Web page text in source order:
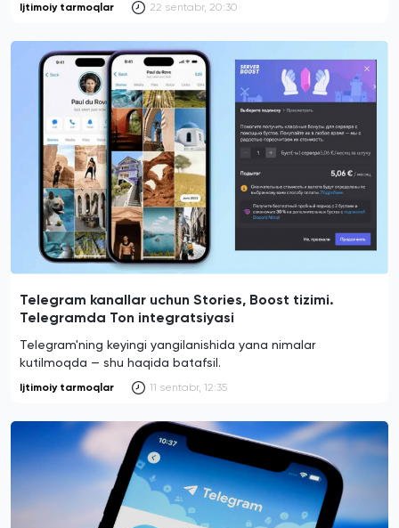
Ijtimoiy tarmoqlar 22 sentabr, 20:30
Telegram kanallar uchun Stories, Boost tizimi.
Telegramda Ton integratsiyasi
Telegram'ning keyingi yangilanishida yana nimalar
kutilmoqda — shu haqida batafsil.
Ijtimoiy tarmoqlar 11 sentabr, 12:35